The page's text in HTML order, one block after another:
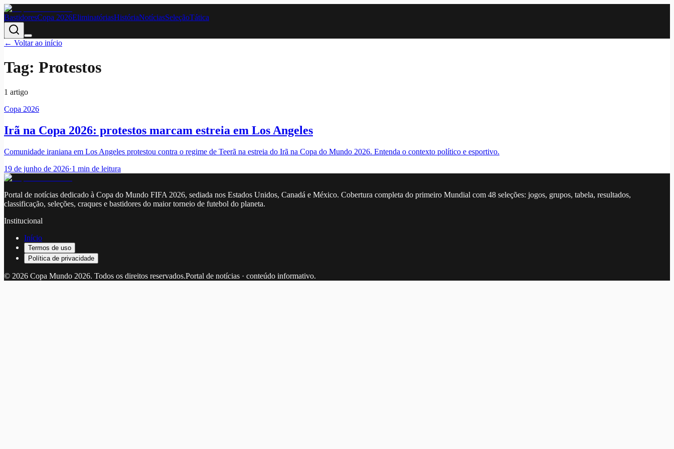
BastidoresCopa 2026EliminatóriasHistóriaNotíciasSeleçãoTática
← Voltar ao início
Tag: Protestos
1 artigo
Copa 2026
Irã na Copa 2026: protestos marcam estreia em Los Angeles
Comunidade iraniana em Los Angeles protestou contra o regime de Teerã na estreia do Irã na Copa do Mundo 2026. Entenda o contexto político e esportivo.
19 de junho de 2026·1 min de leitura
Portal de notícias dedicado à Copa do Mundo FIFA 2026, sediada nos Estados Unidos, Canadá e México. Cobertura completa do primeiro Mundial com 48 seleções: jogos, grupos, tabela, resultados,
classificação, seleções, craques e bastidores do maior torneio de futebol do planeta.
Institucional
Início
Termos de uso
Política de privacidade
© 2026 Copa Mundo 2026. Todos os direitos reservados.Portal de notícias · conteúdo informativo.